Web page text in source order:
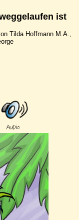
ist
Tilda Hoffmann M.A.,